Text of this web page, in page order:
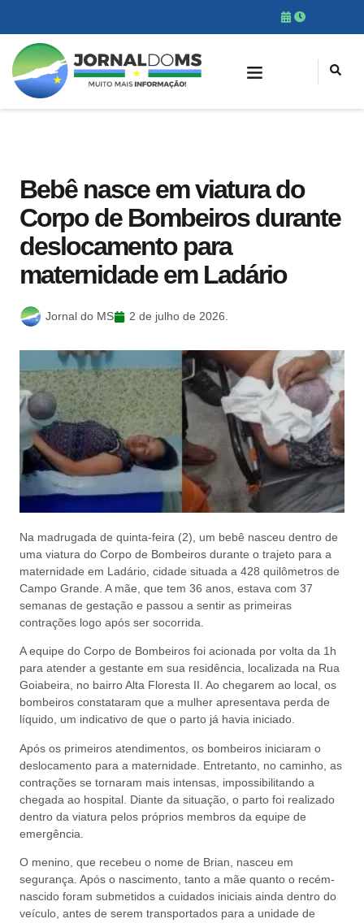
Bebê nasce em viatura do
Corpo de Bombeiros durante
deslocamento para
maternidade em Ladário
Jornal do MS 2 de julho de 2026.
Na madrugada de quinta-feira (2), um bebê nasceu dentro de
uma viatura do Corpo de Bombeiros durante o trajeto para a
maternidade em Ladário, cidade situada a 428 quilômetros de
Campo Grande. A mãe, que tem 36 anos, estava com 37
semanas de gestação e passou a sentir as primeiras
contrações logo após ser socorrida.
A equipe do Corpo de Bombeiros foi acionada por volta da 1h
para atender a gestante em sua residência, localizada na Rua
Goiabeira, no bairro Alta Floresta II. Ao chegarem ao local, os
bombeiros constataram que a mulher apresentava perda de
líquido, um indicativo de que o parto já havia iniciado.
Após os primeiros atendimentos, os bombeiros iniciaram o
deslocamento para a maternidade. Entretanto, no caminho, as
contrações se tornaram mais intensas, impossibilitando a
chegada ao hospital. Diante da situação, o parto foi realizado
dentro da viatura pelos próprios membros da equipe de
emergência.
O menino, que recebeu o nome de Brian, nasceu em
segurança. Após o nascimento, tanto a mãe quanto o recém-
nascido foram submetidos a cuidados iniciais ainda dentro do
veículo, antes de serem transportados para a unidade de